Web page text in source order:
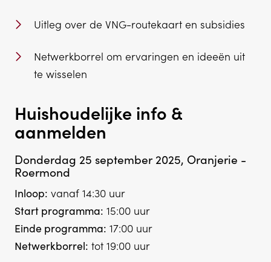
Uitleg over de VNG-routekaart en subsidies
Netwerkborrel om ervaringen en ideeën uit
te wisselen
Huishoudelijke info &
aanmelden
Donderdag 25 september 2025, Oranjerie -
Roermond
Inloop: vanaf 14:30 uur
Start programma: 15:00 uur
Einde programma: 17:00 uur
Netwerkborrel: tot 19:00 uur